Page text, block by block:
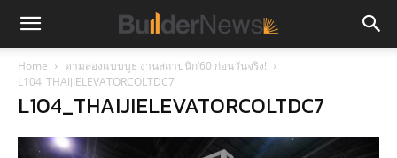
Home
ตามส่องแบบบูธ งานสถาปนิก’60 ก่อนวันจริง!
L104_THAIJIELEVATORCOLTDC7
L104_THAIJIELEVATORCOLTDC7